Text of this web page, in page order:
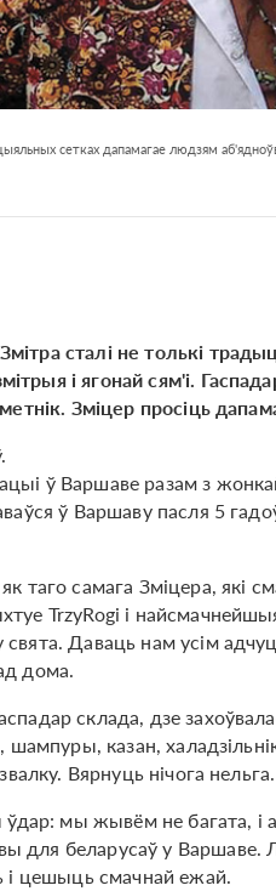
сетках дапамагае людзям
сталі не толькі
і ягонай сям'і.
Зміцер просіць
ў Варшаве разам з
ў Варшаву пасля 5
таго самага Зміцера, які
TrzyRogi і
свята. Даваць нам усім
дома.
склада, дзе
шампуры, казан,
Вярнуць нічога нельга.
мы жывём не багата, і
для беларусаў у Варшаве.
і цешыць смачнай ежай.